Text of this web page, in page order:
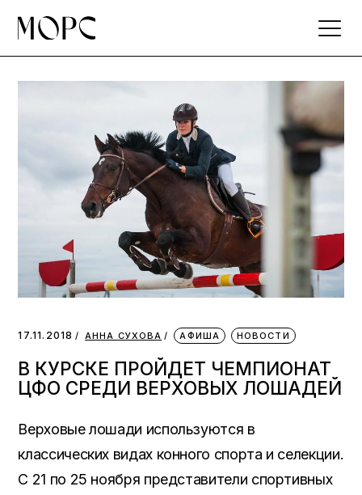
the
17.11.2018 АННА СУХОВА АФИША НОВОСТИ
В КУРСКЕ ПРОЙДЕТ ЧЕМПИОНАТ
ЦФО СРЕДИ ВЕРХОВЫХ ЛОШАДЕЙ
Верховые лошади используются в
классических видах конного спорта и селекции.
С 21 по 25 ноября представители спортивных